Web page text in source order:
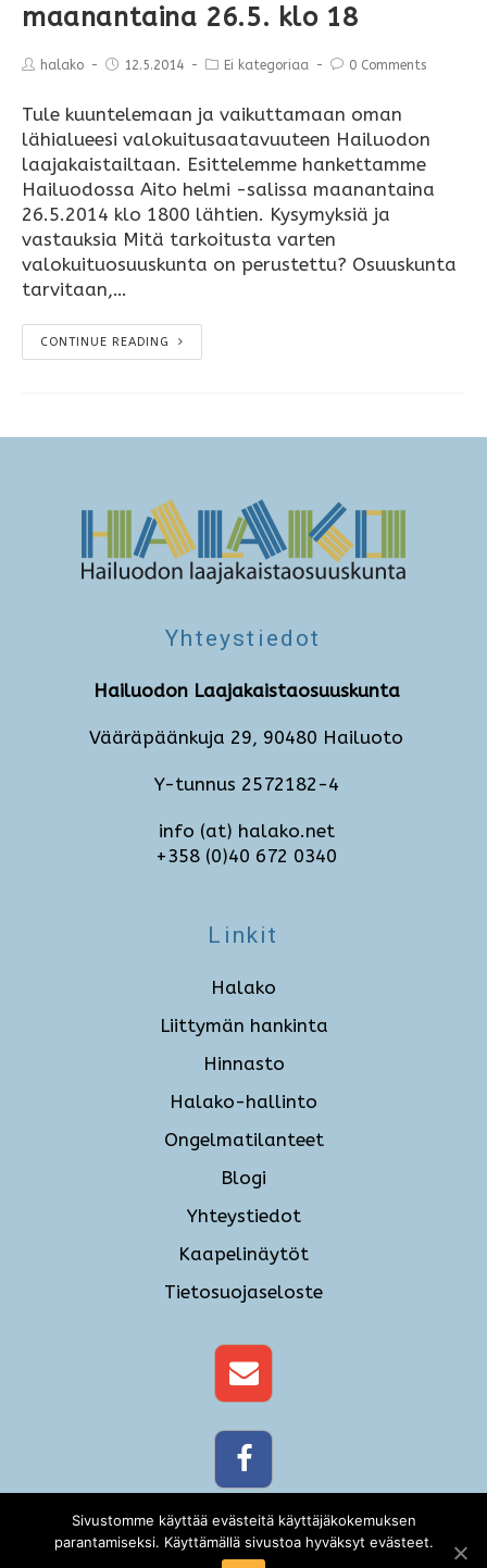
maanantaina 26.5. klo 18
halako 12.5.2014 Ei kategoriaa 0 Comments
Tule kuuntelemaan ja vaikuttamaan oman
lähialueesi valokuitusaatavuuteen Hailuodon
laajakaistailtaan. Esittelemme hankettamme
Hailuodossa Aito helmi -salissa maanantaina
26.5.2014 klo 1800 lähtien. Kysymyksiä ja
vastauksia Mitä tarkoitusta varten
valokuituosuuskunta on perustettu? Osuuskunta
tarvitaan,…
CONTINUE READING
Yhteystiedot
Hailuodon Laajakaistaosuuskunta
Vääräpäänkuja 29, 90480 Hailuoto
Y-tunnus 2572182-4
info (at) halako.net
+358 (0)40 672 0340
Linkit
Halako
Liittymän hankinta
Hinnasto
Halako-hallinto
Ongelmatilanteet
Blogi
Yhteystiedot
Kaapelinäytöt
Tietosuojaseloste
Sivustomme käyttää evästeitä käyttäjäkokemuksen
parantamiseksi. Käyttämällä sivustoa hyväksyt evästeet.